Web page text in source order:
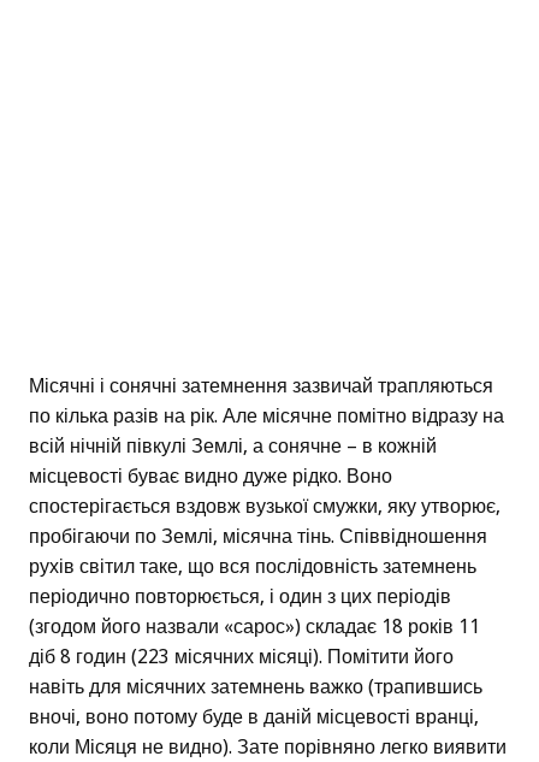
Місячні і сонячні затемнення зазвичай трапляються
по кілька разів на рік. Але місячне помітно відразу на
всій нічній півкулі Землі, а сонячне – в кожній
місцевості буває видно дуже рідко. Воно
спостерігається вздовж вузької смужки, яку утворює,
пробігаючи по Землі, місячна тінь. Співвідношення
рухів світил таке, що вся послідовність затемнень
періодично повторюється, і один з цих періодів
(згодом його назвали «сарос») складає 18 років 11
діб 8 годин (223 місячних місяці). Помітити його
навіть для місячних затемнень важко (трапившись
вночі, воно потому буде в даній місцевості вранці,
коли Місяця не видно). Зате порівняно легко виявити